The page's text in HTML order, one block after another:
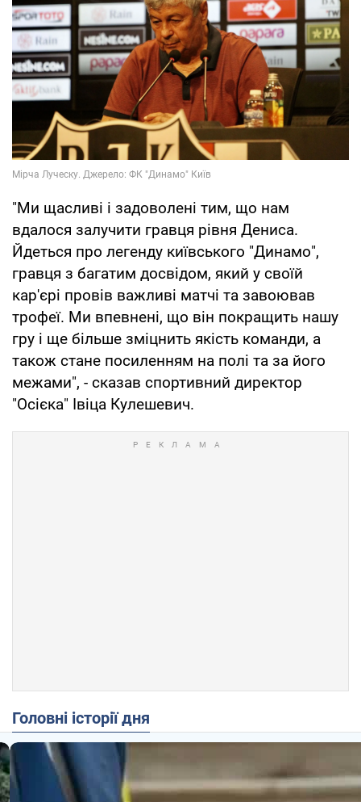
"Ми щасливі і задоволені тим, що нам
вдалося залучити гравця рівня Дениса.
Йдеться про легенду київського "Динамо",
гравця з багатим досвідом, який у своїй
кар'єрі провів важливі матчі та завоював
трофеї. Ми впевнені, що він покращить нашу
гру і ще більше зміцнить якість команди, а
також стане посиленням на полі та за його
межами", - сказав спортивний директор
"Осієка" Івіца Кулешевич.
Головні історії дня